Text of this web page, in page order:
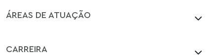
ÁREAS DE ATUAÇÃO
CARREIRA